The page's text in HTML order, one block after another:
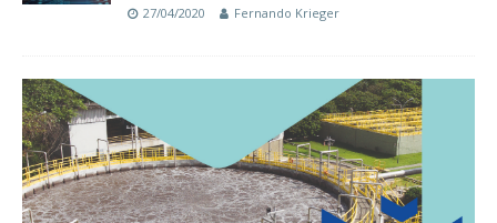
27/04/2020 Fernando Krieger